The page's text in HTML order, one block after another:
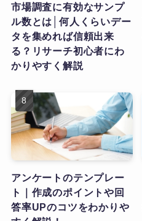
市場調査に有効なサンプ
ル数とは│何人くらいデー
タを集めれば信頼出来
る？リサーチ初心者にわ
かりやすく解説
アンケートのテンプレー
ト｜作成のポイントや回
答率UPのコツをわかりや